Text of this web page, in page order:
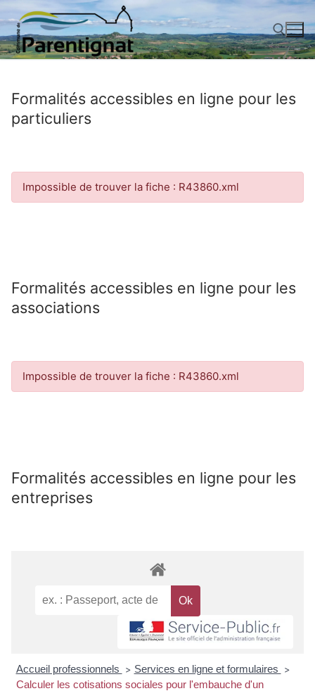
Aller
contenu
Formalités accessibles en ligne pour les
particuliers
Impossible de trouver la fiche : R43860.xml
Formalités accessibles en ligne pour les
associations
Impossible de trouver la fiche : R43860.xml
Formalités accessibles en ligne pour les
entreprises
Accueil professionnels > Services en ligne et formulaires >
Calculer les cotisations sociales pour l'embauche d'un